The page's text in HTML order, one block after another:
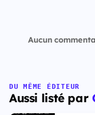
Aucun
DU MÊME ÉDITEUR
Aussi listé par